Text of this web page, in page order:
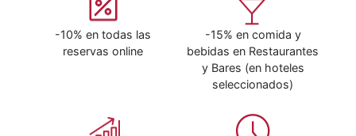
-10% en todas las
reservas online
-15% en comida y
bebidas en Restaurantes
y Bares (en hoteles
seleccionados)